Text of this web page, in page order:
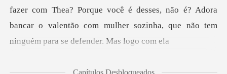
Sair
Baixar App
fazer com Thea? Porque você é desses, não é? Adora
bancar o
Capítulos Desbloqueados